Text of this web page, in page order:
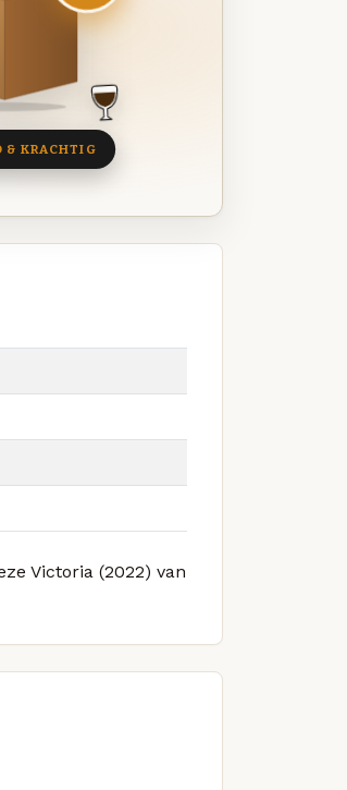
& KRACHTIG
Victoria (2022) van